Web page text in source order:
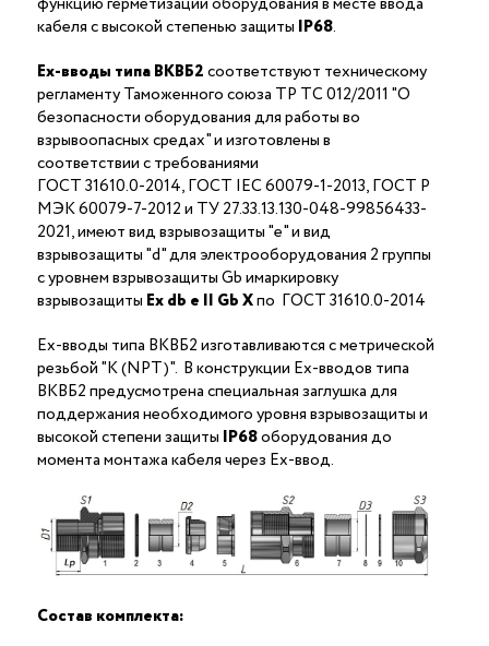
кабеля с высокой степенью защиты IP68.
Ex-вводы типа ВКВБ2соответствуют техническому
регламенту Таможенного союза ТР ТС 012/2011 "О
безопасности оборудования для работы во
взрывоопасных средах" и изготовлены в
соответствии с требованиями
ГОСТ 31610.0-2014, ГОСТ IEC 60079-1-2013, ГОСТ Р
МЭК 60079-7-2012 и ТУ 27.33.13.130-048-99856433-
2021, имеют вид взрывозащиты "е" и вид
взрывозащиты "d" для электрооборудования 2 группы
с уровнем взрывозащиты Gb имаркировку
взрывозащиты Ехdb е II Gb Xпо ГОСТ 31610.0-2014
Ex-вводы типа ВКВБ2 изготавливаются с метрической
резьбой "K (NPT)". В конструкции Ex-вводов типа
ВКВБ2 предусмотрена специальная заглушка для
поддержания необходимого уровня взрывозащиты и
высокой степени защиты IP68оборудования до
момента монтажа кабеля через Ex-ввод.
Состав комплекта: